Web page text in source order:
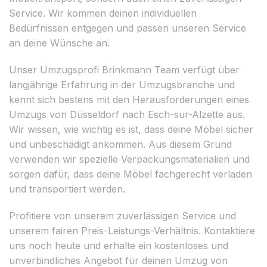
Service. Wir kommen deinen individuellen
Bedürfnissen entgegen und passen unseren Service
an deine Wünsche an.
Unser Umzugsprofi Brinkmann Team verfügt über
langjährige Erfahrung in der Umzugsbranche und
kennt sich bestens mit den Herausforderungen eines
Umzugs von Düsseldorf nach Esch-sur-Alzette aus.
Wir wissen, wie wichtig es ist, dass deine Möbel sicher
und unbeschädigt ankommen. Aus diesem Grund
verwenden wir spezielle Verpackungsmaterialien und
sorgen dafür, dass deine Möbel fachgerecht verladen
und transportiert werden.
Profitiere von unserem zuverlässigen Service und
unserem fairen Preis-Leistungs-Verhältnis. Kontaktiere
uns noch heute und erhalte ein kostenloses und
unverbindliches Angebot für deinen Umzug von